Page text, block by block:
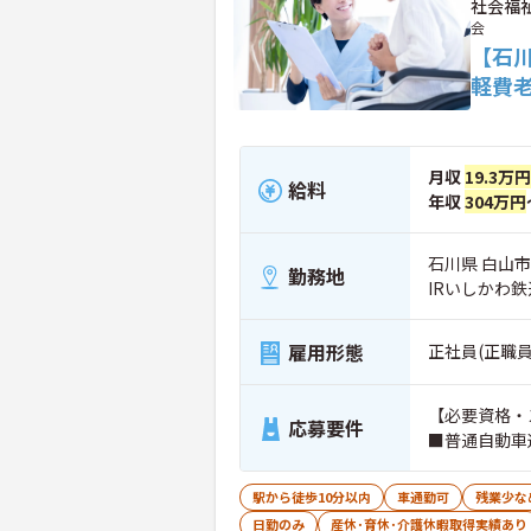
社会福
会
【
軽費
給料 月収 19.3万
年収304万円
勤務地
石川県 白山
IRいしかわ
雇用形態 正社員(正職
応募要件
【必要資格
■普通自動車
駅から徒歩10分以内 車通勤可
残業少な
日勤のみ
産休･育休･介護休暇取得実績あり